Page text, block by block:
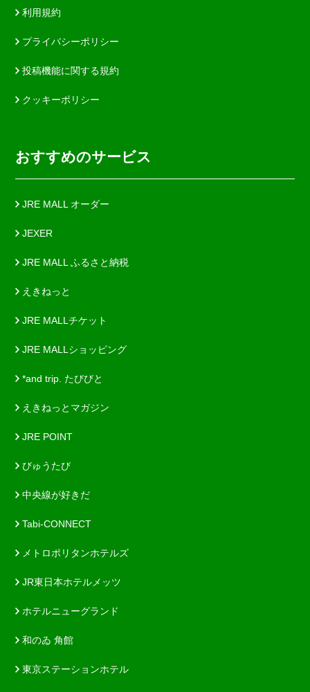
利用規約
プライバシーポリシー
投稿機能に関する規約
クッキーポリシー
おすすめのサービス
JRE MALL オーダー
JEXER
JRE MALL ふるさと納税
えきねっと
JRE MALLチケット
JRE MALLショッピング
*and trip. たびびと
えきねっとマガジン
JRE POINT
びゅうたび
中央線が好きだ
Tabi-CONNECT
メトロポリタンホテルズ
JR東日本ホテルメッツ
ホテルニューグランド
和のゐ 角館
東京ステーションホテル